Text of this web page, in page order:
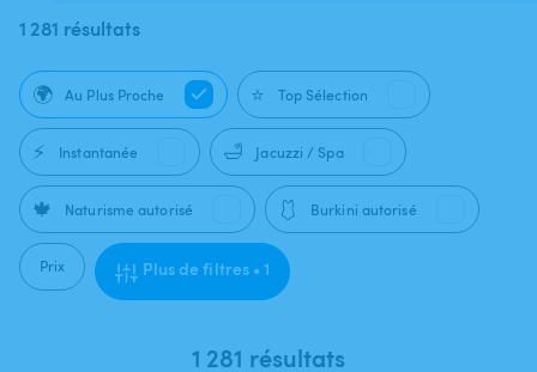
1 281 résultats
🌍 Au Plus Proche ⭐ Top Sélection
⚡ Instantanée 🛁 Jacuzzi / Spa
🍁 Naturisme autorisé 🩱 Burkini autorisé
Prix Plus de filtres • 1
1 281 résultats